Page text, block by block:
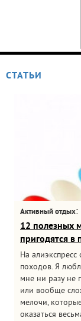
СТАТЬИ
Активный отдых:
12 полезных
пригодятся в
На
походов. Я
мне ни разу не
или вообще
мелочи,
оказаться